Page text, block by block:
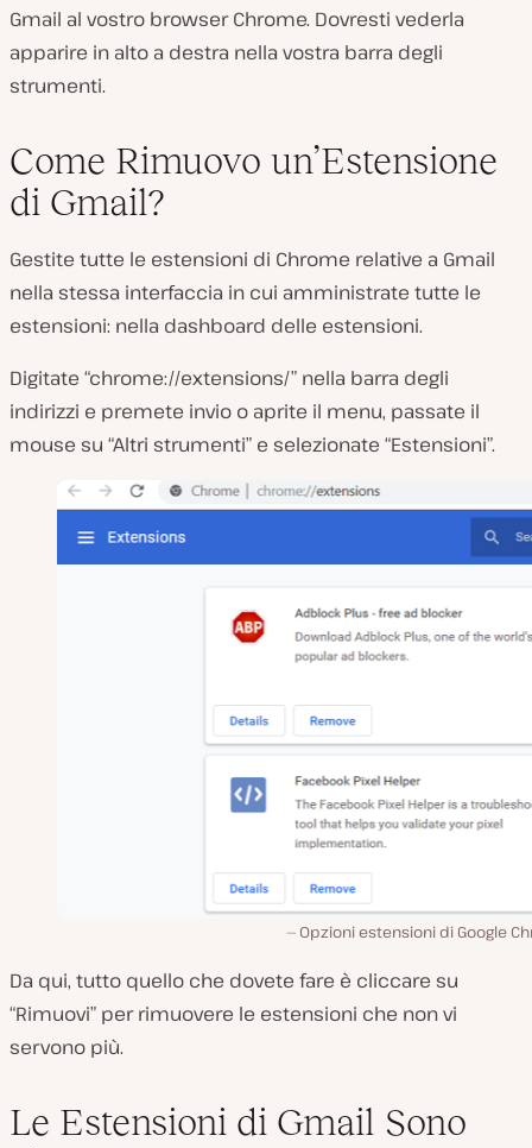
Gmail al vostro browser Chrome. Dovresti vederla
apparire in alto a destra nella vostra barra degli
strumenti.
Come Rimuovo un’Estensione
di Gmail?
Gestite tutte le estensioni di Chrome relative a Gmail
nella stessa interfaccia in cui amministrate tutte le
estensioni: nella dashboard delle estensioni.
Digitate “chrome://extensions/” nella barra degli
indirizzi e premete invio o aprite il menu, passate il
mouse su “Altri strumenti” e selezionate “Estensioni”.
Opzioni estensioni di Google
Da qui, tutto quello che dovete fare è cliccare su
“Rimuovi” per rimuovere le estensioni che non vi
servono più.
Le Estensioni di Gmail Sono